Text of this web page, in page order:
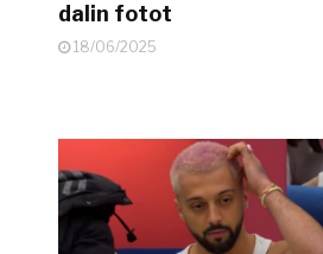
dalin fotot
18/06/2025